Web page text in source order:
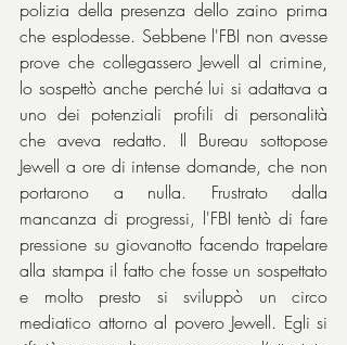
polizia della presenza dello zaino prima
che esplodesse. Sebbene l'FBI non avesse
prove che collegassero Jewell al crimine,
lo sospettò anche perché lui si adattava a
uno dei potenziali profili di personalità
che aveva redatto. Il Bureau sottopose
Jewell a ore di intense domande, che non
portarono a nulla. Frustrato dalla
mancanza di progressi, l'FBI tentò di fare
pressione su giovanotto facendo trapelare
alla stampa il fatto che fosse un sospettato
e molto presto si sviluppò un circo
mediatico attorno al povero Jewell. Egli si